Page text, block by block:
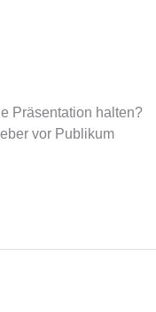
Präsentation halten?
vor Publikum